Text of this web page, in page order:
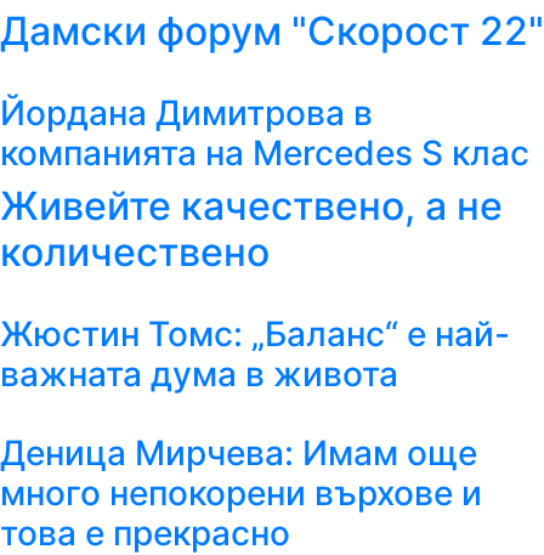
Дамски форум "Скорост 22"
Йордана Димитрова в
компанията на Mercedes S клас
Живейте качествено, а не
количествено
Жюстин Томс: „Баланс“ е най-
важната дума в живота
Деница Мирчева: Имам още
много непокорени върхове и
това е прекрасно